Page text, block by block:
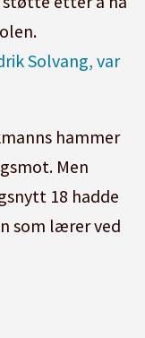
Solvang, var
hammer
Men
18 hadde
som lærer ved